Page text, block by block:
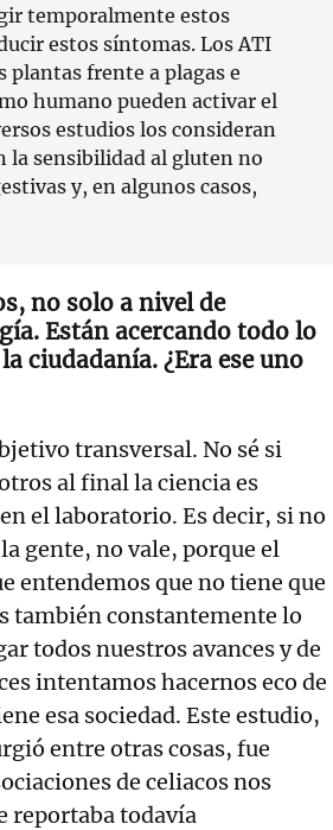
temporalmente estos
estos síntomas. Los ATI
plantas frente a plagas e
humano pueden activar el
estudios los consideran
la sensibilidad al gluten no
y, en algunos casos,
no solo a nivel de
Están acercando todo lo
ciudadanía. ¿Era ese uno
transversal. No sé si
al final la ciencia es
el laboratorio. Es decir, si no
gente, no vale, porque el
entendemos que no tiene que
también constantemente lo
todos nuestros avances y de
intentamos hacernos eco de
esa sociedad. Este estudio,
entre otras cosas, fue
de celiacos nos
reportaba todavía